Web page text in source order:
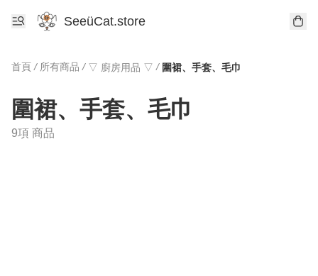
SeeüCat.store
首頁 / 所有商品 / ▽ 廚房用品 ▽ / 圍裙、手套、毛巾
圍裙、手套、毛巾
9項 商品